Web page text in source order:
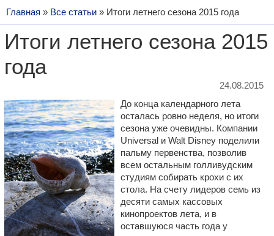
Главная » Все статьи » Итоги летнего сезона 2015 года
Итоги летнего сезона 2015
года
24.08.2015
До конца календарного лета
осталась ровно неделя, но итоги
сезона уже очевидны. Компании
Universal и Walt Disney поделили
пальму первенства, позволив
всем остальным голливудским
студиям собирать крохи с их
стола. На счету лидеров семь из
десяти самых кассовых
кинопроектов лета, и в
оставшуюся часть года у